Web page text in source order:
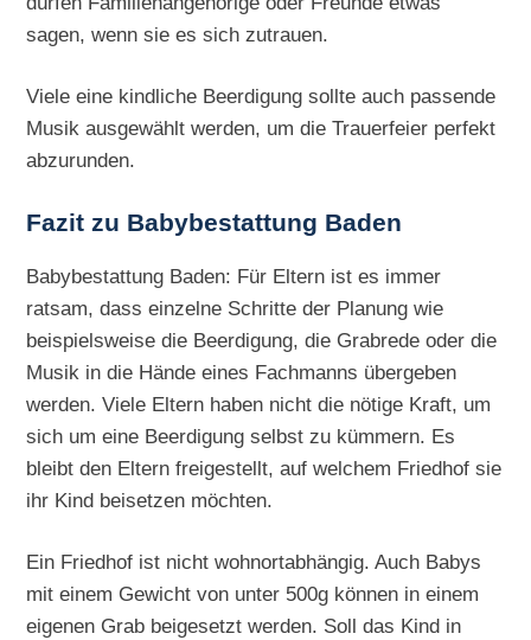
sagen, wenn sie es sich zutrauen.
Viele eine kindliche Beerdigung sollte auch passende
Musik ausgewählt werden, um die Trauerfeier perfekt
abzurunden.
Fazit zu Babybestattung Baden
Babybestattung Baden: Für Eltern ist es immer
ratsam, dass einzelne Schritte der Planung wie
beispielsweise die Beerdigung, die Grabrede oder die
Musik in die Hände eines Fachmanns übergeben
werden. Viele Eltern haben nicht die nötige Kraft, um
sich um eine Beerdigung selbst zu kümmern. Es
bleibt den Eltern freigestellt, auf welchem Friedhof sie
ihr Kind beisetzen möchten.
Ein Friedhof ist nicht wohnortabhängig. Auch Babys
mit einem Gewicht von unter 500g können in einem
eigenen Grab beigesetzt werden. Soll das Kind in